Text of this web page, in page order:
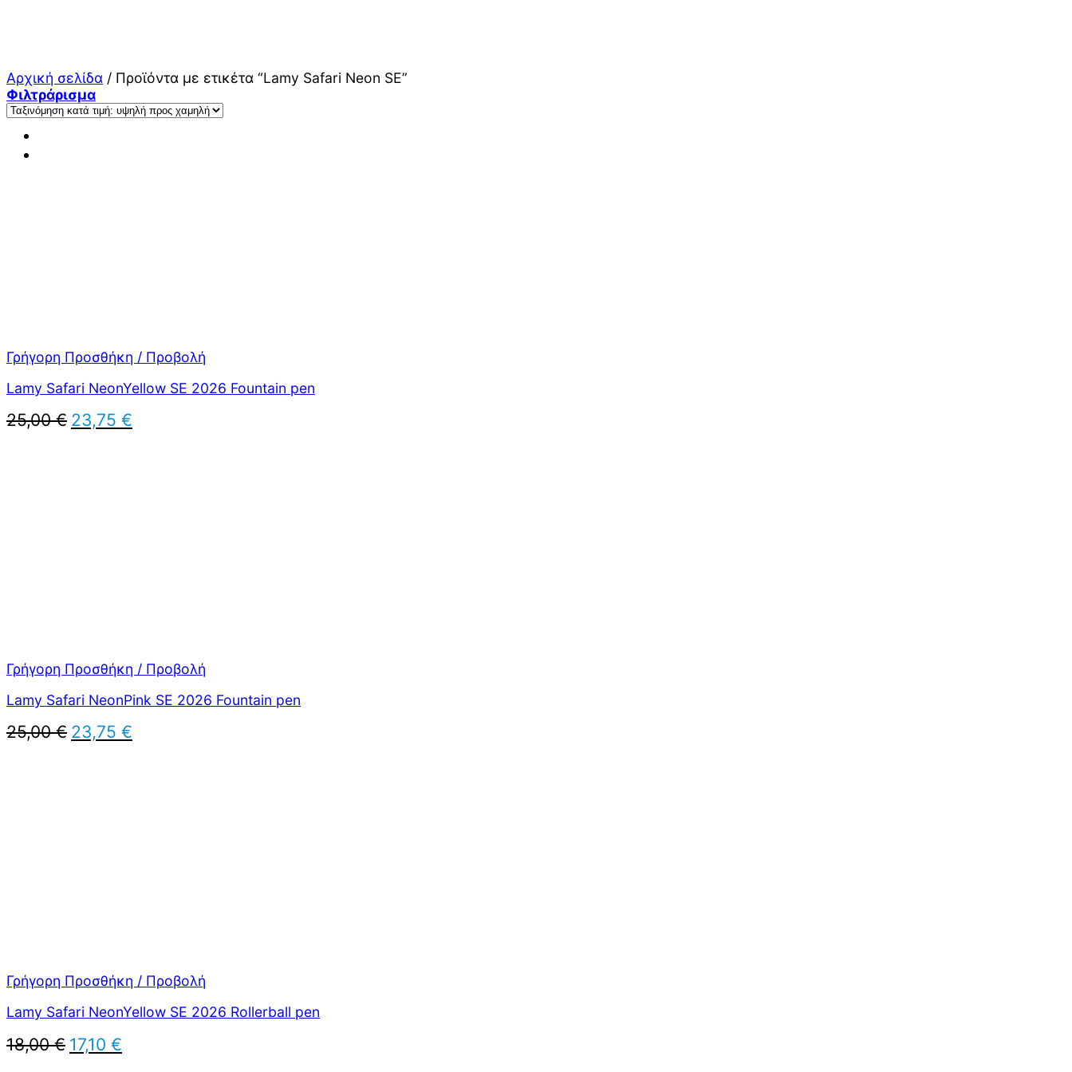
Αρχική σελίδα / Προϊόντα με ετικέτα “Lamy Safari Neon SE”
Φιλτράρισμα
Γρήγορη Προσθήκη / Προβολή
Lamy Safari NeonYellow SE 2026 Fountain pen
25,00€ Original
price
23,75 €
τρέχουσα
Γρήγορη Προσθήκη / Προβολή
Lamy Safari NeonPink SE 2026 Fountain pen
25,00€ Original
price
23,75 €
τρέχουσα
Γρήγορη Προσθήκη / Προβολή
Lamy Safari NeonYellow SE 2026 Rollerball pen
18,00€ Original
price
17,10 €
τρέχουσα